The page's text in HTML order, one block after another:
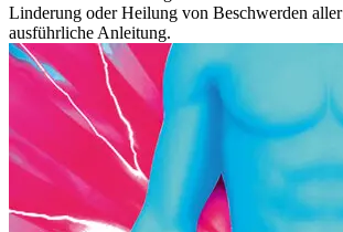
Linderung oder Heilung von Beschwerden
ausführliche Anleitung.